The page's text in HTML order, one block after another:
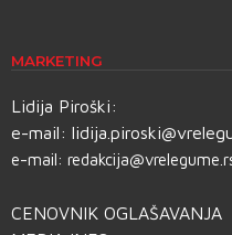
MARKETING
Lidija Piroški:
e-mail:
e-mail:
CENOVNIK OGLAŠAVANJA